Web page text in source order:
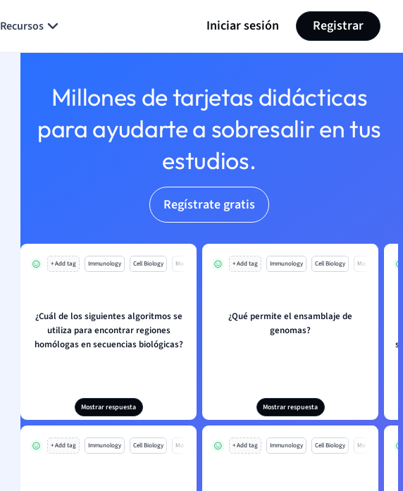
Recursos Iniciar sesión Registrar
Millones de tarjetas didácticas
para ayudarte a sobresalir en tus
estudios.
Regístrate gratis
+ Add tag Immunology Cell Biology Mo
¿Cuál de los siguientes algoritmos se
utiliza para encontrar regiones
homólogas en secuencias biológicas?
Mostrar respuesta
+ Add tag Immunology Cell Biology Mo
¿Qué permite el ensamblaje de
genomas?
Mostrar respuesta
+ Add tag Immunology Cell Biology Mo + Add tag Immunology Cell Biology Mo